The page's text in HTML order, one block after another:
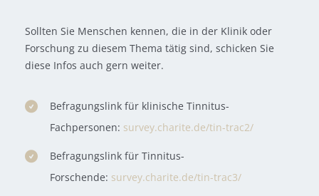
Sollten Sie Menschen kennen, die in der Klinik oder
Forschung zu diesem Thema tätig sind, schicken Sie
diese Infos auch gern weiter.
Befragungslink für klinische Tinnitus-
Fachpersonen: survey.charite.de/tin-trac2/
Befragungslink für Tinnitus-
Forschende: survey.charite.de/tin-trac3/